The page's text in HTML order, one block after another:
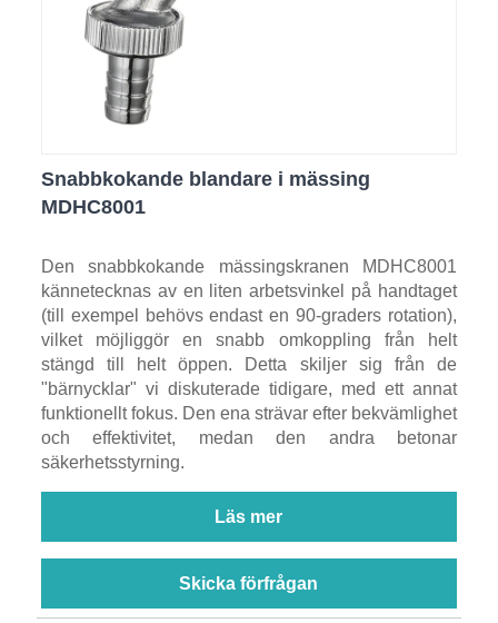
Snabbkokande blandare i mässing
MDHC8001
Den snabbkokande mässingskranen MDHC8001
kännetecknas av en liten arbetsvinkel på handtaget
(till exempel behövs endast en 90-graders rotation),
vilket möjliggör en snabb omkoppling från helt
stängd till helt öppen. Detta skiljer sig från de
"bärnycklar" vi diskuterade tidigare, med ett annat
funktionellt fokus. Den ena strävar efter bekvämlighet
och effektivitet, medan den andra betonar
säkerhetsstyrning.
Läs mer
Skicka förfrågan